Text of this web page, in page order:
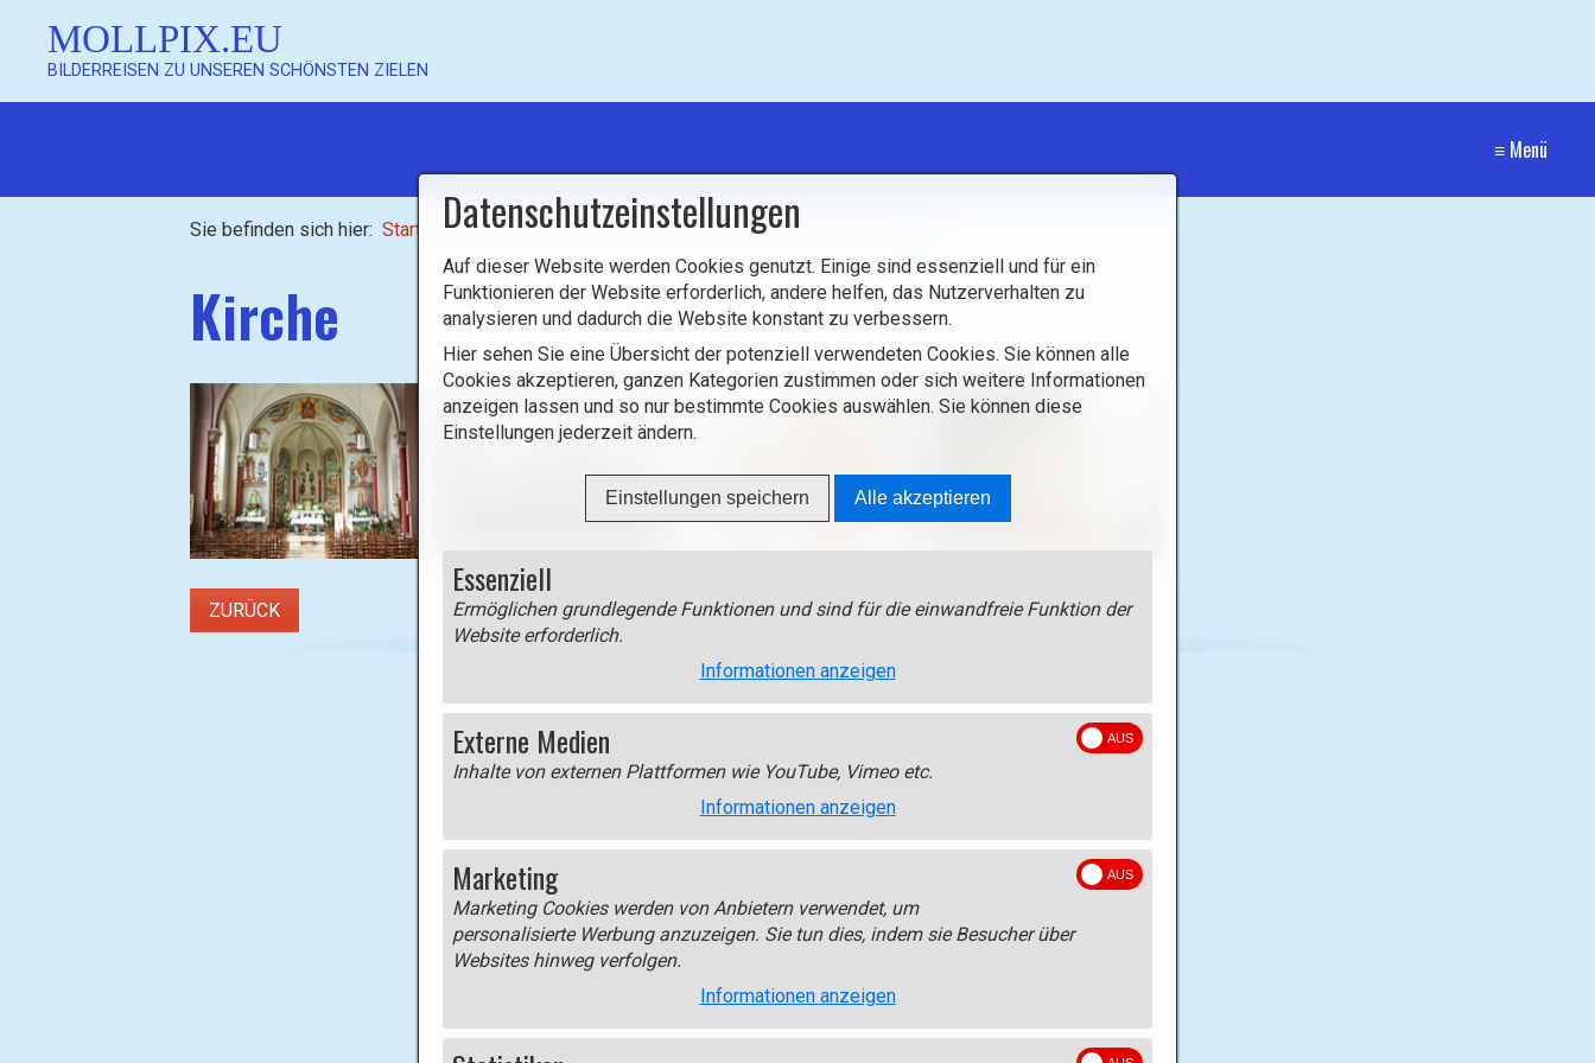
MOLLPIX.EU
BILDERREISEN ZU UNSEREN SCHÖNSTEN ZIELEN
≡ Menü
Mollpix
Sie befinden sich hier: Startseite / Luxemburg / Orte / Mosel / Bech-Kleinmacher
Kirche
ZURÜCK
Datenschutzeinstellungen
Auf dieser Website werden Cookies genutzt. Einige sind essenziell und für ein
Funktionieren der Website erforderlich, andere helfen, das Nutzerverhalten zu
analysieren und dadurch die Website konstant zu verbessern.
Hier sehen Sie eine Übersicht der potenziell verwendeten Cookies. Sie können alle
Cookies akzeptieren, ganzen Kategorien zustimmen oder sich weitere Informationen
anzeigen lassen und so nur bestimmte Cookies auswählen. Sie können diese
Einstellungen jederzeit ändern.
Einstellungen speichern Alle akzeptieren
Essenziell
Ermöglichen grundlegende Funktionen und sind für die einwandfreie Funktion der
Website erforderlich.
Informationen anzeigen
Externe Medien
Inhalte von externen Plattformen wie YouTube, Vimeo etc.
Informationen anzeigen
Marketing
Marketing Cookies werden von Anbietern verwendet, um
personalisierte Werbung anzuzeigen. Sie tun dies, indem sie Besucher über
Websites hinweg verfolgen.
Informationen anzeigen